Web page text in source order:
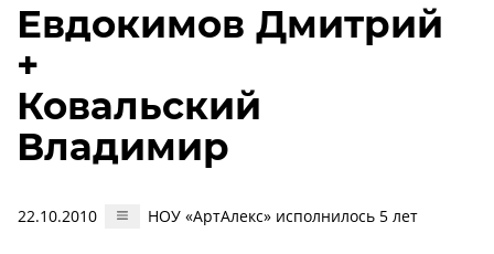
Евдокимов Дмитрий
+
Ковальский
Владимир
22.10.2010 НОУ «АртАлекс» исполнилось 5 лет